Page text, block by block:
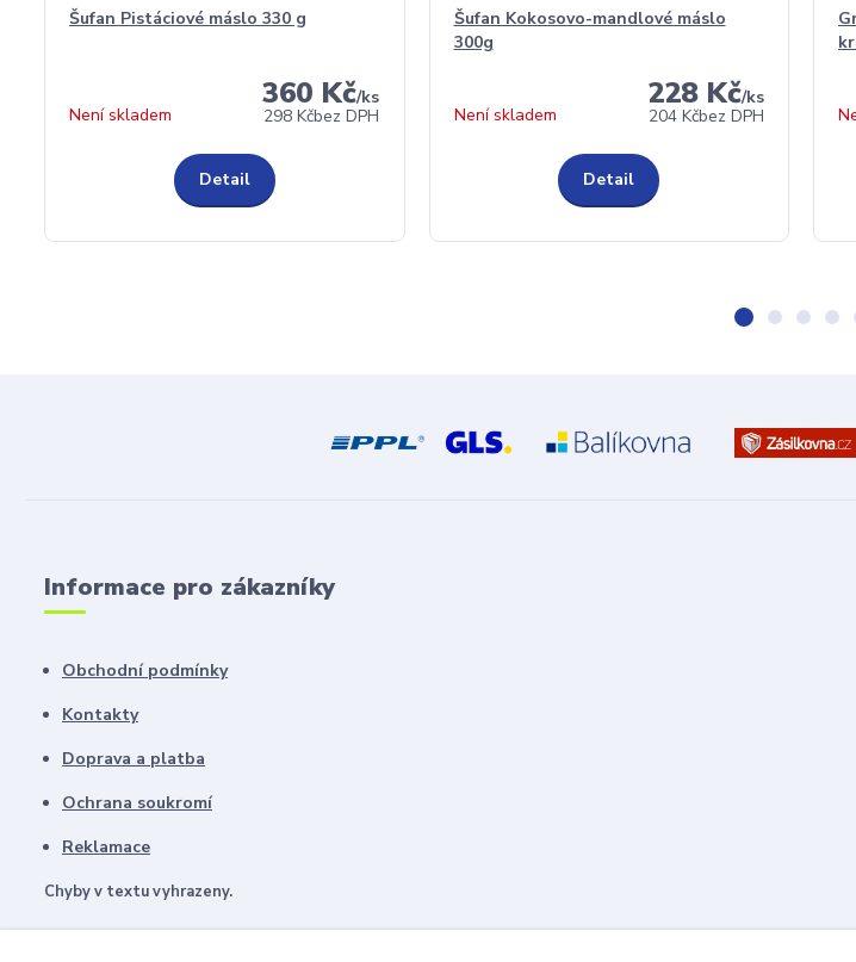
Šufan Pistáciové máslo 330 g
360 Kč/ks
298 Kčbez DPH
Není skladem
Detail
Šufan Kokosovo-mandlové máslo
300g
228 Kč/ks
204 Kčbez DPH
Není skladem
Detail
Informace pro zákazníky
Obchodní podmínky
Kontakty
Doprava a platba
Ochrana soukromí
Reklamace
Chyby v textu vyhrazeny.